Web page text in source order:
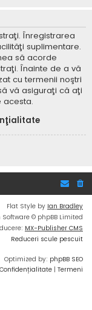
Înregistrarea
suplimentare.
să acorde
Înainte de a vă
cu termenii noştri
vă asiguraţi că aţi
acesta.
Flat Style by Ian Bradley
Software © phpBB Limited
MX-Publisher CMS
Reduceri scule pescuit
Optimized by: phpBB SEO
Confidențialitate | Termeni